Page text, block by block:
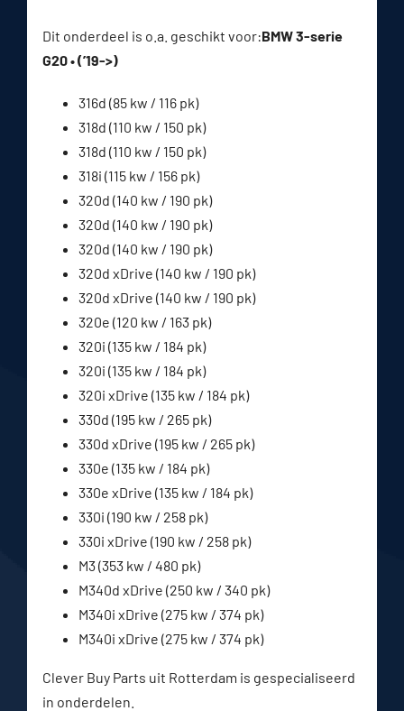
Dit onderdeel is o.a. geschikt voor:BMW 3-serie
G20 • (’19->)
316d (85 kw / 116 pk)
318d (110 kw / 150 pk)
318d (110 kw / 150 pk)
318i (115 kw / 156 pk)
320d (140 kw / 190 pk)
320d (140 kw / 190 pk)
320d (140 kw / 190 pk)
320d xDrive (140 kw / 190 pk)
320d xDrive (140 kw / 190 pk)
320e (120 kw / 163 pk)
320i (135 kw / 184 pk)
320i (135 kw / 184 pk)
320i xDrive (135 kw / 184 pk)
330d (195 kw / 265 pk)
330d xDrive (195 kw / 265 pk)
330e (135 kw / 184 pk)
330e xDrive (135 kw / 184 pk)
330i (190 kw / 258 pk)
330i xDrive (190 kw / 258 pk)
M3 (353 kw / 480 pk)
M340d xDrive (250 kw / 340 pk)
M340i xDrive (275 kw / 374 pk)
M340i xDrive (275 kw / 374 pk)
Clever Buy Parts uit Rotterdam is gespecialiseerd
in onderdelen.